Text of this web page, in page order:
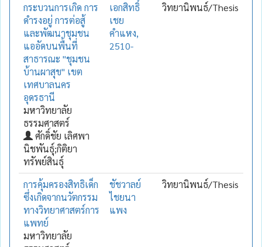
กระบวนการเกิด การ
ดำรงอยู่ การต่อสู้
และพัฒนาชุมชน
แออัดบนพื้นที่
สาธารณะ "ชุมชน
บ้านผาสุข" เขต
เทศบาลนคร
อุดรธานี
มหาวิทยาลัย
ธรรมศาสตร์
ศักดิ์ชัย เลิศพา
นิชพันธุ์;กิติยา
ทรัพย์สินธุ์
เอกสิทธิ์
เชย
คำแหง,
2510-
วิทยานิพนธ์/Thesis
การคุ้มครองสิทธิเด็ก
ซึ่งเกิดจากนวัตกรรม
ทางวิทยาศาสตร์การ
แพทย์
มหาวิทยาลัย
ชัชวาลย์
ไชยนา
แพง
วิทยานิพนธ์/Thesis